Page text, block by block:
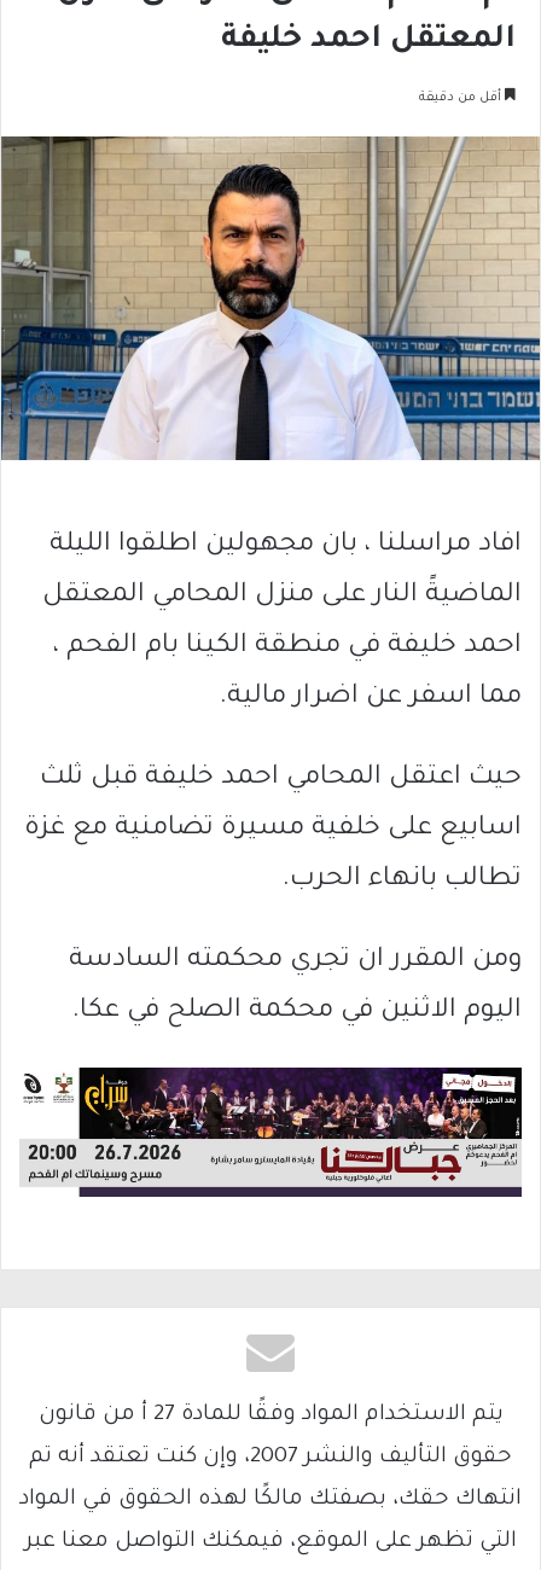
المعتقل احمد خليفة
أقل من دقيقة
افاد مراسلنا ، بان مجهولين اطلقوا الليلة
الماضيةً النار على منزل المحامي المعتقل
احمد خليفة في منطقة الكينا بام الفحم ،
مما اسفر عن اضرار مالية.
حيث اعتقل المحامي احمد خليفة قبل ثلث
اسابيع على خلفية مسيرة تضامنية مع غزة
تطالب بانهاء الحرب.
ومن المقرر ان تجري محكمته السادسة
اليوم الاثنين في محكمة الصلح في عكا.
يتم الاستخدام المواد وفقًا للمادة 27 أ من قانون
حقوق التأليف والنشر 2007، وإن كنت تعتقد أنه تم
انتهاك حقك، بصفتك مالكًا لهذه الحقوق في المواد
التي تظهر على الموقع، فيمكنك التواصل معنا عبر